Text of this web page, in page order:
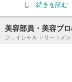
し… 続きを読む
美容部員・美容プ
フェイシャル トリートメ